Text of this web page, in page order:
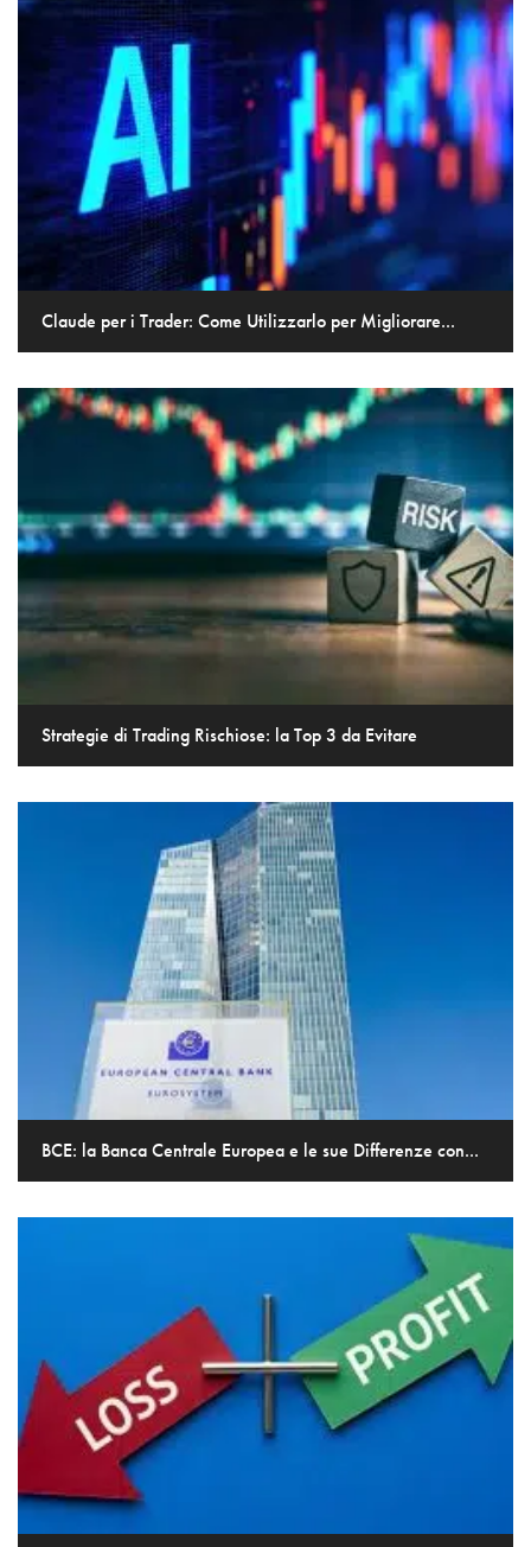
Claude per i Trader: Come Utilizzarlo per Migliorare...
Strategie di Trading Rischiose: la Top 3 da Evitare
BCE: la Banca Centrale Europea e le sue Differenze con...